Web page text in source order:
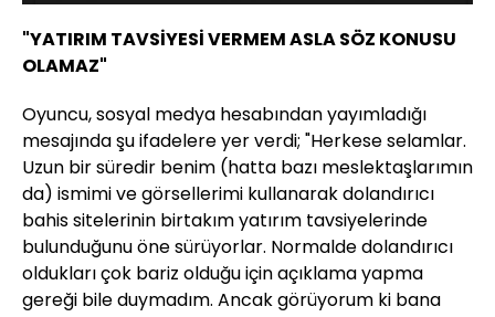
"YATIRIM TAVSİYESİ VERMEM ASLA SÖZ KONUSU
OLAMAZ"
Oyuncu, sosyal medya hesabından yayımladığı
mesajında şu ifadelere yer verdi; "Herkese selamlar.
Uzun bir süredir benim (hatta bazı meslektaşlarımın
da) ismimi ve görsellerimi kullanarak dolandırıcı
bahis sitelerinin birtakım yatırım tavsiyelerinde
bulunduğunu öne sürüyorlar. Normalde dolandırıcı
oldukları çok bariz olduğu için açıklama yapma
gereği bile duymadım. Ancak görüyorum ki bana